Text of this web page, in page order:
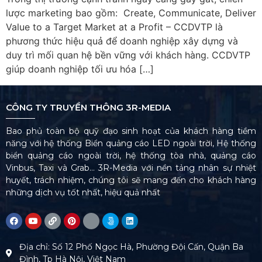
lược marketing bao gồm: Create, Communicate, Deliver
Value to a Target Market at a Profit – CCDVTP là
phương thức hiệu quả để doanh nghiệp xây dựng và
duy trì mối quan hệ bền vững với khách hàng. CCDVTP
giúp doanh nghiệp tối ưu hóa […]
CÔNG TY TRUYỀN THÔNG 3R-MEDIA
Bao phủ toàn bộ quỹ đạo sinh hoạt của khách hàng tiềm
năng với hệ thống Biển quảng cáo LED ngoài trời, Hệ thống
biển quảng cáo ngoài trời, hệ thống tòa nhà, quảng cáo
Vinbus, Taxi và Grab… 3R-Media với nền tảng nhân sự nhiệt
huyết, trách nhiệm, chúng tôi sẽ mang đến cho khách hàng
những dịch vụ tốt nhất, hiệu quả nhất
Địa chỉ: Số 12 Phố Ngọc Hà, Phường Đội Cấn, Quận Ba
Đình, Tp Hà Nội, Việt Nam